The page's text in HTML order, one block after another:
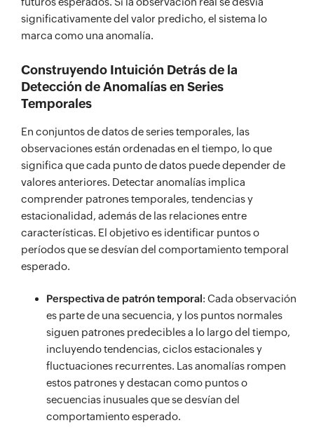
significativamente del valor predicho, el sistema lo
marca como una anomalía.
Construyendo Intuición Detrás de la
Detección de Anomalías en Series
Temporales
En conjuntos de datos de series temporales, las
observaciones están ordenadas en el tiempo, lo que
significa que cada punto de datos puede depender de
valores anteriores. Detectar anomalías implica
comprender patrones temporales, tendencias y
estacionalidad, además de las relaciones entre
características. El objetivo es identificar puntos o
períodos que se desvían del comportamiento temporal
esperado.
Perspectiva de patrón temporal: Cada observación
es parte de una secuencia, y los puntos normales
siguen patrones predecibles a lo largo del tiempo,
incluyendo tendencias, ciclos estacionales y
fluctuaciones recurrentes. Las anomalías rompen
estos patrones y destacan como puntos o
secuencias inusuales que se desvían del
comportamiento esperado.